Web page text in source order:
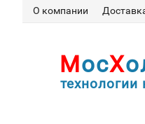
О компании
МосХ